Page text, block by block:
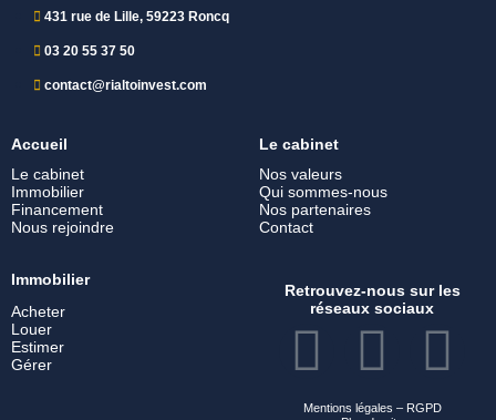
431 rue de Lille, 59223 Roncq
03 20 55 37 50
contact@rialtoinvest.com
Accueil
Le cabinet
Immobilier
Financement
Nous rejoindre
Le cabinet
Nos valeurs
Qui sommes-nous
Nos partenaires
Contact
Immobilier
Acheter
Louer
Estimer
Gérer
Retrouvez-nous sur les
réseaux sociaux
Mentions légales – RGPD